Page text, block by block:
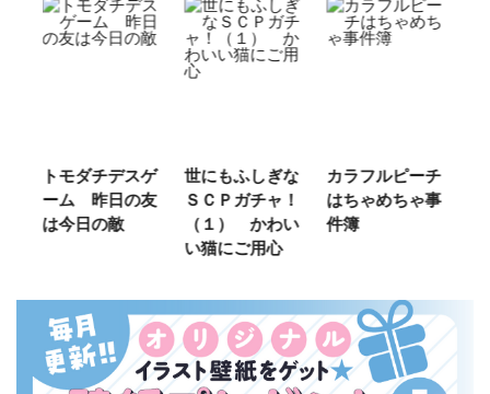
トモダチデスゲ
ーム 昨日の友
は今日の敵
世にもふしぎな
ＳＣＰガチャ！
（１） かわい
い猫にご用心
カラフルピーチ
はちゃめちゃ事
件簿